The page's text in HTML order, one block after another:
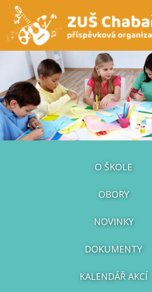
O ŠKOLE
OBORY
NOVINKY
DOKUMENTY
KALENDÁŘ AKCÍ